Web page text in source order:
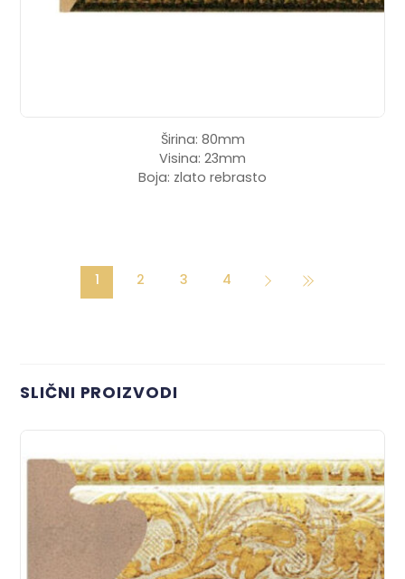
Širina: 80mm
Visina: 23mm
Boja: zlato rebrasto
1 2 3 4
SLIČNI PROIZVODI